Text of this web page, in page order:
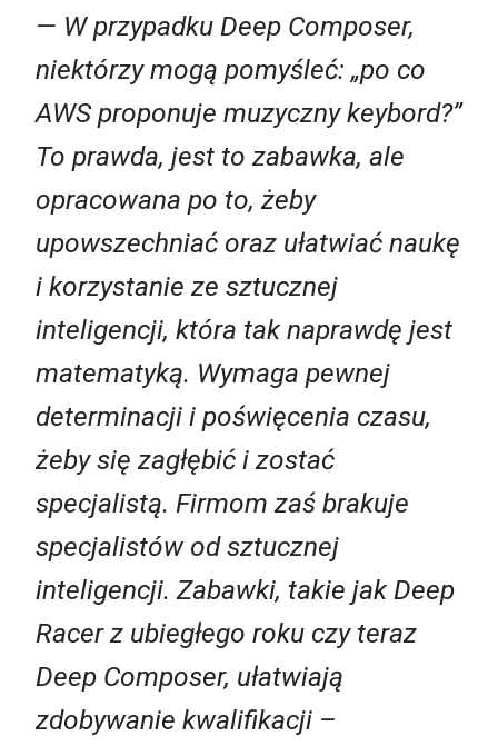
— W przypadku Deep Composer,
niektórzy mogą pomyśleć: „po co
AWS proponuje muzyczny keybord?”
To prawda, jest to zabawka, ale
opracowana po to, żeby
upowszechniać oraz ułatwiać naukę
i korzystanie ze sztucznej
inteligencji, która tak naprawdę jest
matematyką. Wymaga pewnej
determinacji i poświęcenia czasu,
żeby się zagłębić i zostać
specjalistą. Firmom zaś brakuje
specjalistów od sztucznej
inteligencji. Zabawki, takie jak Deep
Racer z ubiegłego roku czy teraz
Deep Composer, ułatwiają
zdobywanie kwalifikacji –